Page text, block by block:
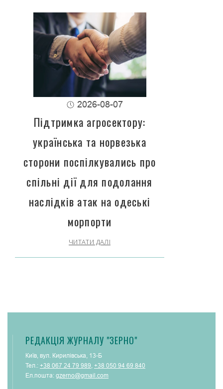
2026-08-07
Підтримка агросектору:
українська та норвезька
сторони поспілкувались про
спільні дії для подолання
наслідків атак на одеські
морпорти
ЧИТАТИ ДАЛІ
РЕДАКЦІЯ ЖУРНАЛУ "ЗЕРНО"
Київ, вул. Кирилівська, 13-Б
Тел.: +38 067 24 79 989, +38 050 94 69 840
Ел.пошта: gzerno@gmail.com